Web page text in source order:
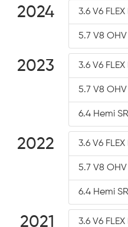
2024 3.6 V6
5.7 V8 OHV
2023 3.6 V6
5.7 V8 OHV
6.4 Hemi
2022 3.6 V6
5.7 V8 OHV
6.4 Hemi
2021 3.6 V6